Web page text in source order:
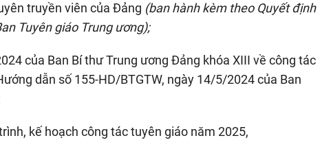
truyền viên của Đảng (ban hànhkèm theo Quyết định
Tuyên giáo Trung ương);
của Ban Bí thư Trung ương Đảng khóa XIII về công tác
dẫn số 155-HD/BTGTW, ngày 14/5/2024 của Ban
kế hoạch công tác tuyên giáo năm 2025,